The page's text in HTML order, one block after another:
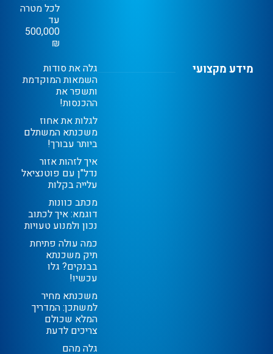
לכל מטרה
עד
500,000
₪
מידע מקצועי גלה את סודות
השמאות המוקדמת
ותשפר את
ההכנסות!
לגלות את אחוז
משכנתא המשתלם
ביותר עבורך!
איך לזהות אזור
נדל"ן עם פוטנציאל
עלייה בקלות
מכתב כוונות
דוגמא: איך לכתוב
נכון ולמנוע טעויות
כמה עולה פתיחת
תיק משכנתא
בבנקים? גלו
עכשיו!
משכנתא מחיר
למשתכן: המדריך
המלא שכולם
צריכים לדעת
גלה מהם